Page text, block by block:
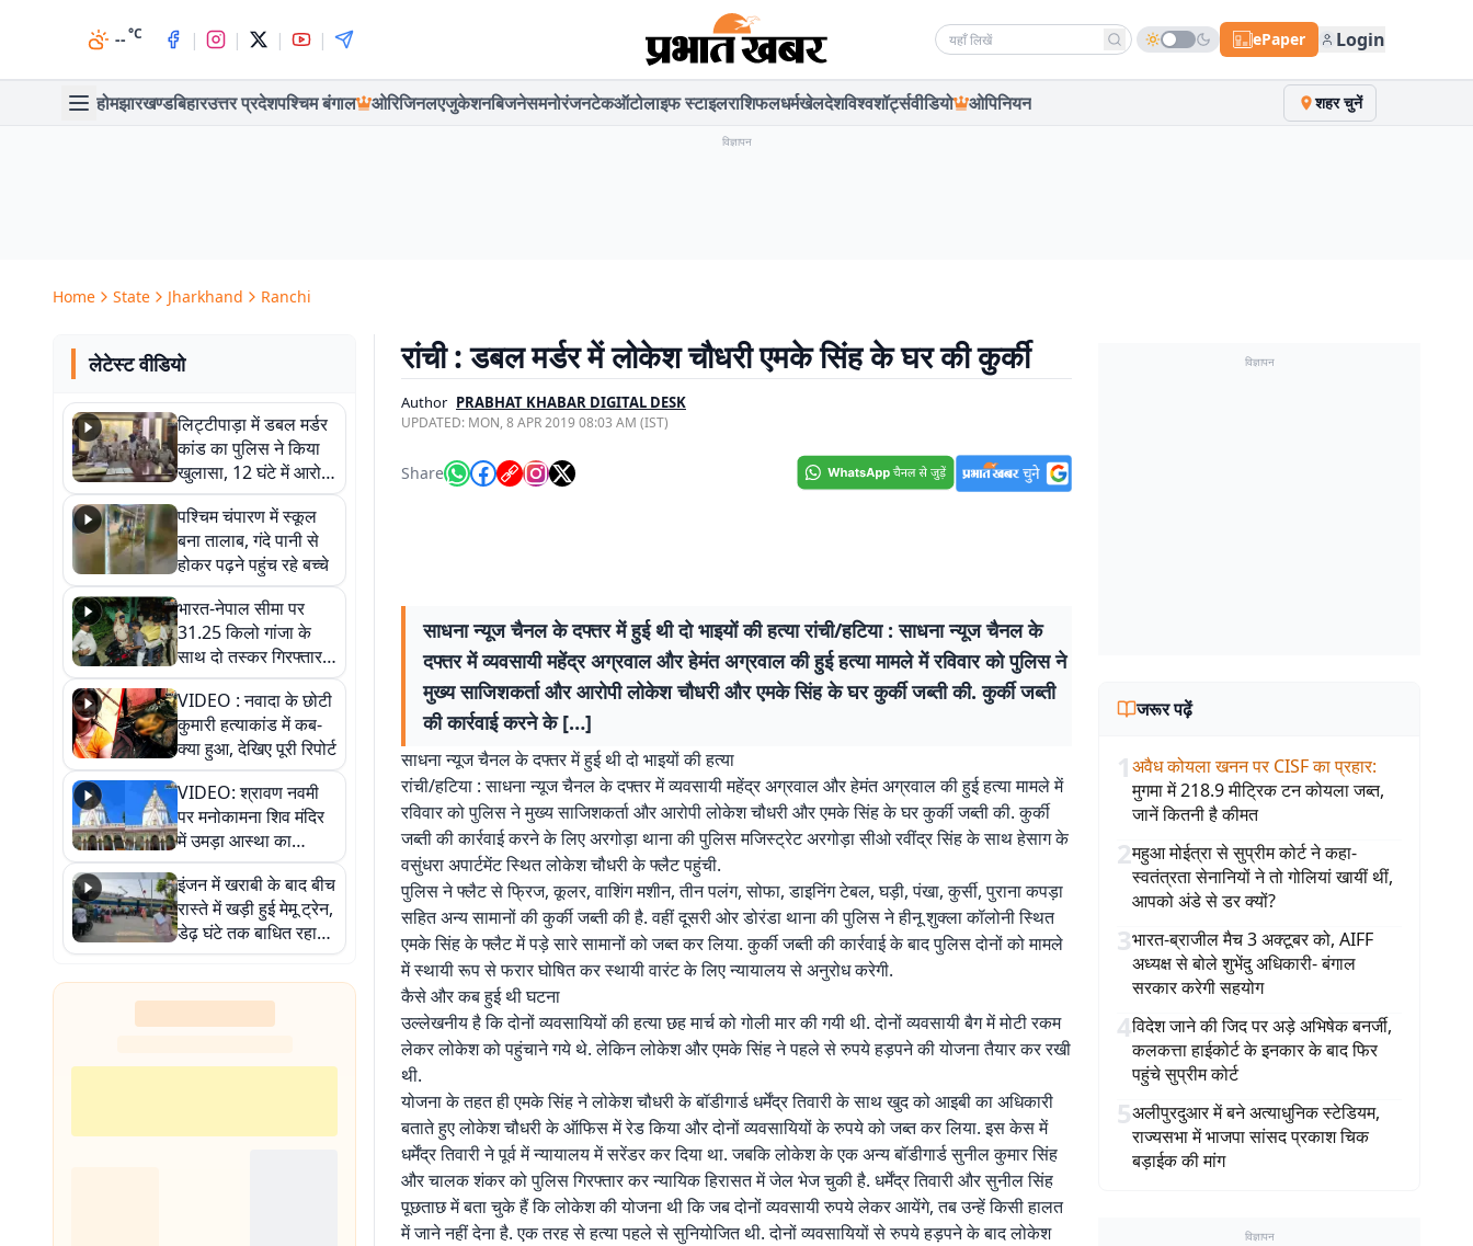
--°C | | | | Search news ePaper Login
होमझारखण्डबिहारउत्तर प्रदेशपश्चिम बंगाल ओरिजिनलएजुकेशनबिजनेसमनोरंजनटेकऑटोलाइफ स्टाइलराशिफलधर्मखेलदेशविश्वशॉर्ट्सवीडियो ओपिनियन शहर चुनें
विज्ञापन
Home State Jharkhand Ranchi
लेटेस्ट वीडियो
लिट्टीपाड़ा में डबल मर्डर
कांड का पुलिस ने किया
खुलासा, 12 घंटे में आरोपी
गिरफ्तार
पश्चिम चंपारण में स्कूल
बना तालाब, गंदे पानी से
होकर पढ़ने पहुंच रहे बच्चे
भारत-नेपाल सीमा पर
31.25 किलो गांजा के
साथ दो तस्कर गिरफ्तार,
नेपाली नंबर की बाइक
जब्त
VIDEO : नवादा के छोटी
कुमारी हत्याकांड में कब-
क्या हुआ, देखिए पूरी रिपोर्ट
VIDEO: श्रावण नवमी
पर मनोकामना शिव मंदिर
में उमड़ा आस्था का
सैलाब, हर-हर महादेव के
जयघोष से गूंजा परिसर
इंजन में खराबी के बाद बीच
रास्ते में खड़ी हुई मेमू ट्रेन,
डेढ़ घंटे तक बाधित रहा
आवागमन
रांची : डबल मर्डर में लोकेश चौधरी एमके सिंह के घर की कुर्की
Author PRABHAT KHABAR DIGITAL DESK
UPDATED: MON, 8 APR 2019 08:03 AM (IST)
Share
साधना न्यूज चैनल के दफ्तर में हुई थी दो भाइयों की हत्या रांची/हटिया : साधना न्यूज चैनल के
दफ्तर में व्यवसायी महेंद्र अग्रवाल और हेमंत अग्रवाल की हुई हत्या मामले में रविवार को पुलिस ने
मुख्य साजिशकर्ता और आरोपी लोकेश चौधरी और एमके सिंह के घर कुर्की जब्ती की. कुर्की जब्ती
की कार्रवाई करने के […]
साधना न्यूज चैनल के दफ्तर में हुई थी दो भाइयों की हत्या
रांची/हटिया : साधना न्यूज चैनल के दफ्तर में व्यवसायी महेंद्र अग्रवाल और हेमंत अग्रवाल की हुई हत्या मामले में
रविवार को पुलिस ने मुख्य साजिशकर्ता और आरोपी लोकेश चौधरी और एमके सिंह के घर कुर्की जब्ती की. कुर्की
जब्ती की कार्रवाई करने के लिए अरगोड़ा थाना की पुलिस मजिस्ट्रेट अरगोड़ा सीओ रवींद्र सिंह के साथ हेसाग के
वसुंधरा अपार्टमेंट स्थित लोकेश चौधरी के फ्लैट पहुंची.
पुलिस ने फ्लैट से फ्रिज, कूलर, वाशिंग मशीन, तीन पलंग, सोफा, डाइनिंग टेबल, घड़ी, पंखा, कुर्सी, पुराना कपड़ा
सहित अन्य सामानों की कुर्की जब्ती की है. वहीं दूसरी ओर डोरंडा थाना की पुलिस ने हीनू शुक्ला कॉलोनी स्थित
एमके सिंह के फ्लैट में पड़े सारे सामानों को जब्त कर लिया. कुर्की जब्ती की कार्रवाई के बाद पुलिस दोनों को मामले
में स्थायी रूप से फरार घोषित कर स्थायी वारंट के लिए न्यायालय से अनुरोध करेगी.
कैसे और कब हुई थी घटना
उल्लेखनीय है कि दोनों व्यवसायियों की हत्या छह मार्च को गोली मार की गयी थी. दोनों व्यवसायी बैग में मोटी रकम
लेकर लोकेश को पहुंचाने गये थे. लेकिन लोकेश और एमके सिंह ने पहले से रुपये हड़पने की योजना तैयार कर रखी
थी.
योजना के तहत ही एमके सिंह ने लोकेश चौधरी के बॉडीगार्ड धर्मेंद्र तिवारी के साथ खुद को आइबी का अधिकारी
बताते हुए लोकेश चौधरी के ऑफिस में रेड किया और दोनों व्यवसायियों के रुपये को जब्त कर लिया. इस केस में
धर्मेंद्र तिवारी ने पूर्व में न्यायालय में सरेंडर कर दिया था. जबकि लोकेश के एक अन्य बॉडीगार्ड सुनील कुमार सिंह
और चालक शंकर को पुलिस गिरफ्तार कर न्यायिक हिरासत में जेल भेज चुकी है. धर्मेंद्र तिवारी और सुनील सिंह
पूछताछ में बता चुके हैं कि लोकेश की योजना थी कि जब दोनों व्यवसायी रुपये लेकर आयेंगे, तब उन्हें किसी हालत
में जाने नहीं देना है. एक तरह से हत्या पहले से सुनियोजित थी. दोनों व्यवसायियों से रुपये हड़पने के बाद लोकेश
विज्ञापन
जरूर पढ़ें
1अवैध कोयला खनन पर CISF का प्रहार:
मुगमा में 218.9 मीट्रिक टन कोयला जब्त,
जानें कितनी है कीमत
2महुआ मोईत्रा से सुप्रीम कोर्ट ने कहा-
स्वतंत्रता सेनानियों ने तो गोलियां खायीं थीं,
आपको अंडे से डर क्यों?
3भारत-ब्राजील मैच 3 अक्टूबर को, AIFF
अध्यक्ष से बोले शुभेंदु अधिकारी- बंगाल
सरकार करेगी सहयोग
4विदेश जाने की जिद पर अड़े अभिषेक बनर्जी,
कलकत्ता हाईकोर्ट के इनकार के बाद फिर
पहुंचे सुप्रीम कोर्ट
5अलीपुरदुआर में बने अत्याधुनिक स्टेडियम,
राज्यसभा में भाजपा सांसद प्रकाश चिक
बड़ाईक की मांग
विज्ञापन